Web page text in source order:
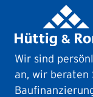
Wir sind
an, wir beraten